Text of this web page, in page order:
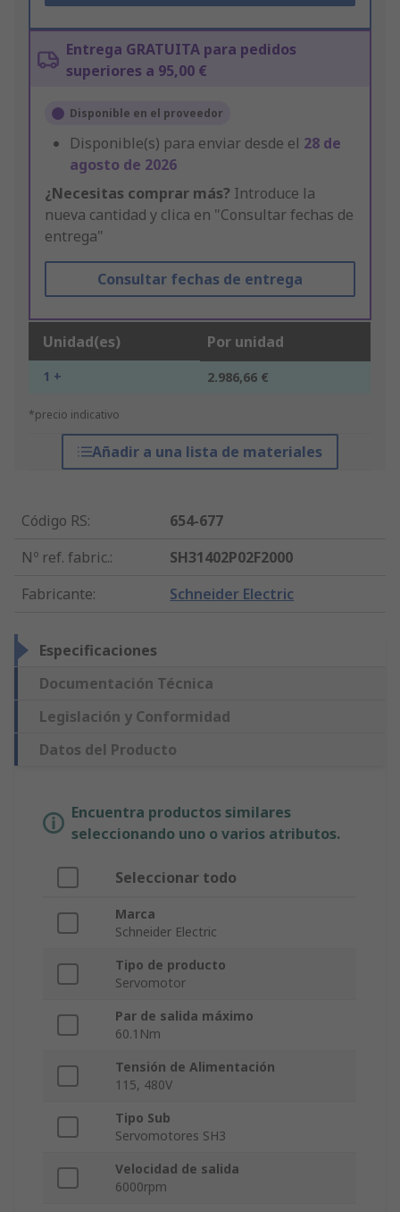
Entrega GRATUITA para pedidos
superiores a 95,00 €
Disponible en el proveedor
Disponible(s) para enviar desde el 28 de
agosto de 2026
¿Necesitas comprar más? Introduce la
nueva cantidad y clica en "Consultar fechas de
entrega"
Consultar fechas de entrega
Unidad(es) Por unidad
1 + 2.986,66 €
*precio indicativo
Añadir a una lista de materiales
Código RS:
654-677
Nº ref. fabric.:
SH31402P02F2000
Fabricante: Schneider Electric
Especificaciones
Documentación Técnica
Legislación y Conformidad
Datos del Producto
Encuentra productos similares
seleccionando uno o varios atributos.
Seleccionar todo
Marca
Schneider Electric
Tipo de producto
Servomotor
Par de salida máximo
60.1Nm
Tensión de Alimentación
115, 480V
Tipo Sub
Servomotores SH3
Velocidad de salida
6000rpm